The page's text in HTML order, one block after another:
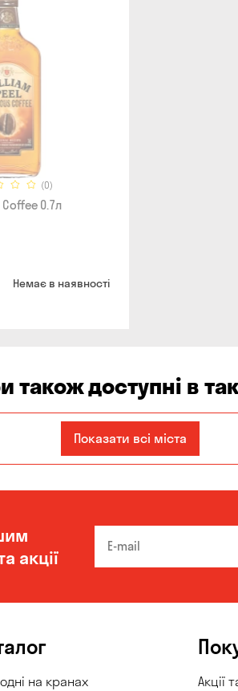
(0)
0.7л
Немає в наявності
також доступні в
Кам'янське
Олександрівка
Показати всі міста
акції
на кранах Акції